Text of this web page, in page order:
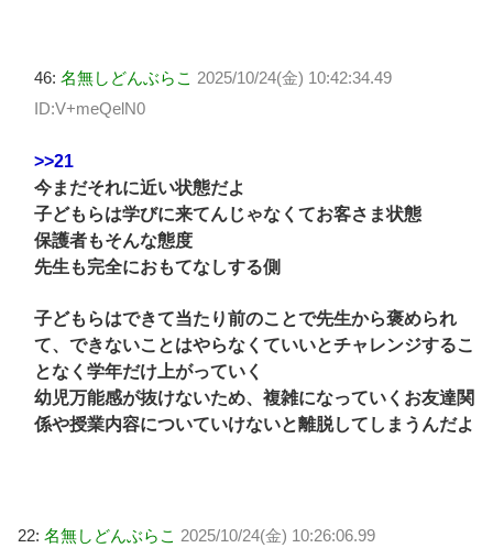
46: 名無しどんぶらこ 2025/10/24(金) 10:42:34.49
ID:V+meQelN0
>>21
今まだそれに近い状態だよ
子どもらは学びに来てんじゃなくてお客さま状態
保護者もそんな態度
先生も完全におもてなしする側
子どもらはできて当たり前のことで先生から褒められ
て、できないことはやらなくていいとチャレンジするこ
となく学年だけ上がっていく
幼児万能感が抜けないため、複雑になっていくお友達関
係や授業内容についていけないと離脱してしまうんだよ
22: 名無しどんぶらこ 2025/10/24(金) 10:26:06.99